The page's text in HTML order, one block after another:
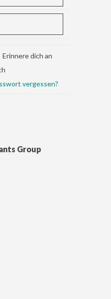
Erinnere dich an
vergessen?
Group